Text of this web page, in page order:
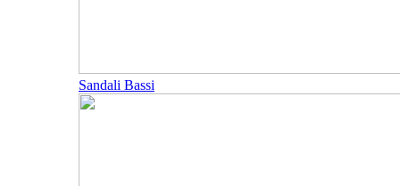
Sandali Bassi